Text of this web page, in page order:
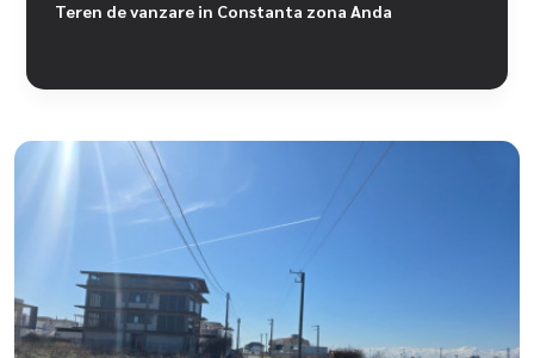
Teren de vanzare in Constanta zona Anda